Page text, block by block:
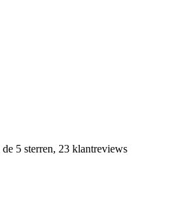
5 sterren, 23 klantreviews